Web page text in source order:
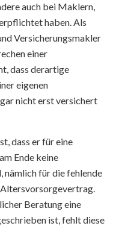
auch bei Maklern,
haben. Als
Versicherungsmakler
einer
dass derartige
eigenen
nicht erst versichert
dass er für eine
Ende keine
nämlich für die fehlende
Beratung eine
ist, fehlt diese